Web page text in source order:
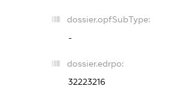
dossier.opfSubType:
-
dossier.edrpo:
32223216